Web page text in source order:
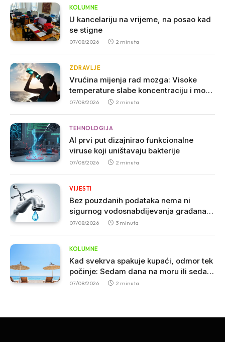
KOLUMNE
U kancelariju na vrijeme, na posao kad
se stigne
07/08/2026 2 minuta
ZDRAVLJE
Vrućina mijenja rad mozga: Visoke
temperature slabe koncentraciju i mogu
povećati agresivnost
07/08/2026 2 minuta
TEHNOLOGIJA
AI prvi put dizajnirao funkcionalne
viruse koji uništavaju bakterije
07/08/2026 2 minuta
VIJESTI
Bez pouzdanih podataka nema ni
sigurnog vodosnabdijevanja građana u
Crnoj Gori
07/08/2026 3 minuta
KOLUMNE
Kad svekrva spakuje kupaći, odmor tek
počinje: Sedam dana na moru ili sedam
godina iskustva
07/08/2026 2 minuta